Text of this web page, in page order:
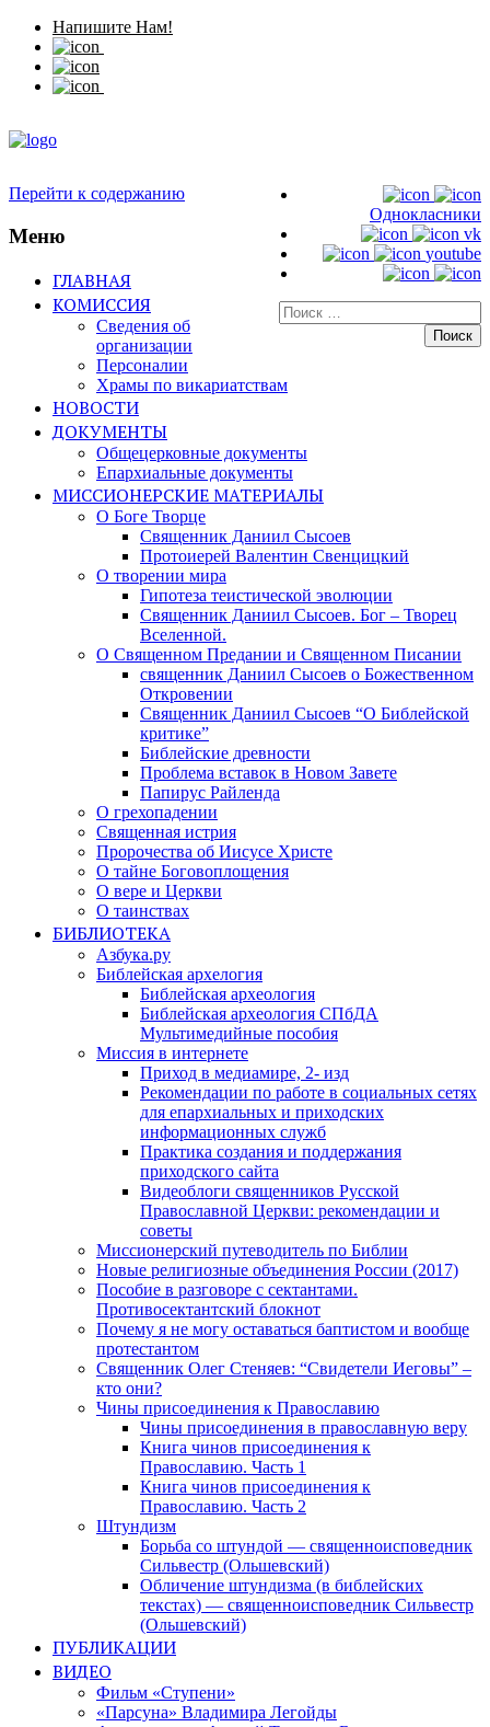
Напишите Нам!
Однокласники
vk
youtube
Искать:
Перейти к содержанию
Меню
ГЛАВНАЯ
КОМИССИЯ
Сведения об
организации
Персоналии
Храмы по викариатствам
НОВОСТИ
ДОКУМЕНТЫ
Общецерковные документы
Епархиальные документы
МИССИОНЕРСКИЕ МАТЕРИАЛЫ
О Боге Творце
Священник Даниил Сысоев
Протоиерей Валентин Свенцицкий
О творении мира
Гипотеза теистической эволюции
Священник Даниил Сысоев. Бог – Творец
Вселенной.
О Священном Предании и Священном Писании
священник Даниил Сысоев о Божественном
Откровении
Священник Даниил Сысоев “О Библейской
критике”
Библейские древности
Проблема вставок в Новом Завете
Папирус Райленда
О грехопадении
Священная истрия
Пророчества об Иисусе Христе
О тайне Боговоплощения
О вере и Церкви
О таинствах
БИБЛИОТЕКА
Азбука.ру
Библейская архелогия
Библейская археология
Библейская археология СПбДА
Мультимедийные пособия
Миссия в интернете
Приход в медиамире, 2- изд
Рекомендации по работе в социальных сетях
для епархиальных и приходских
информационных служб
Практика создания и поддержания
приходского сайта
Видеоблоги священников Русской
Православной Церкви: рекомендации и
советы
Миссионерский путеводитель по Библии
Новые религиозные объединения России (2017)
Пособие в разговоре с сектантами.
Противосектантский блокнот
Почему я не могу оставаться баптистом и вообще
протестантом
Священник Олег Стеняев: “Свидетели Иеговы” –
кто они?
Чины присоединения к Православию
Чины присоединения в православную веру
Книга чинов присоединения к
Православию. Часть 1
Книга чинов присоединения к
Православию. Часть 2
Штундизм
Борьба со штундой — священноисповедник
Сильвестр (Ольшевский)
Обличение штундизма (в библейских
текстах) — священноисповедник Сильвестр
(Ольшевский)
ПУБЛИКАЦИИ
ВИДЕО
Фильм «Ступени»
«Парсуна» Владимира Легойды